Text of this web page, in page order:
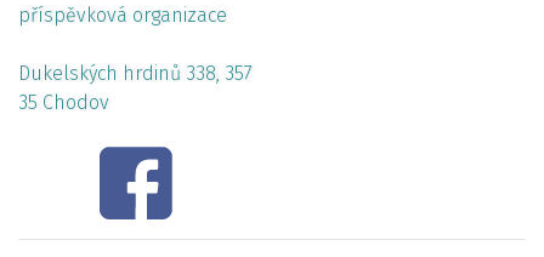
příspěvková organizace
Dukelských hrdinů 338, 357
35 Chodov